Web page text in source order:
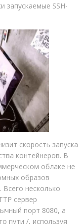
запускаемые SSH-
скорость запуска
контейнеров. В
облаке не
образов
Всего несколько
сервер
порт 8080, а
пути /, используя